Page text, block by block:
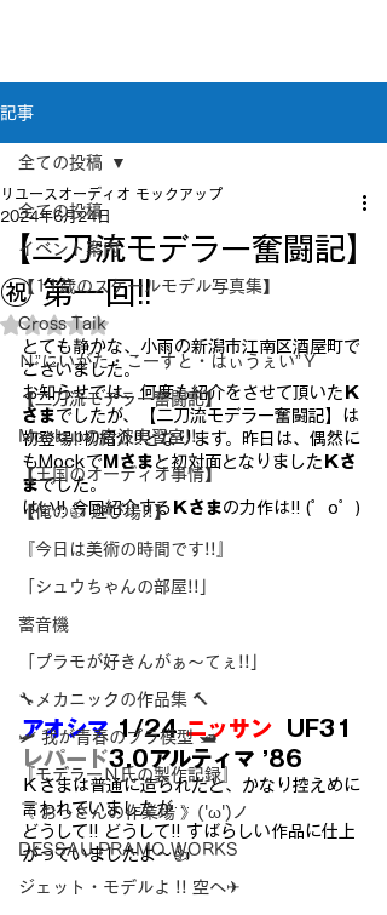
記事
全ての投稿
イベント案内
【11歳のスケールモデル写真集】
Cross Taik
Ｎ”にいがた・こーすと・はぃうぇい”Ｙ
【二刀流モデラー奮闘記】
Mockupの音波実習室!!
【王国のオーディオ事情】
【俺の👍 遊び場!!】
『今日は美術の時間です!!』
「シュウちゃんの部屋!!」
蓄音機
「プラモが好きんがぁ～てぇ!!」
🔧メカニックの作品集 🔨
🛩 我が青春のプラ模型 🛥
『モデラーＮ氏の製作記録』
《 おっさんの作業場 》('ω')ノ
DESSAU PRAMO WORKS
ジェット・モデルよ !! 空へ✈
全ての投稿
【二刀流モデラー奮闘記】
㊗ 第一回!!
リユースオーディオ モックアップ
2024年6月24日
5つ星のうちNaNと評価されています。
とても静かな、小雨の新潟市江南区酒屋町で
ございました。
お知らせでは、何度も紹介をさせて頂いた Ｋ
さまでしたが、【二刀流モデラー奮闘記】は
初登場!!初紹介!!となります。昨日は、偶然に
もMockで Ｍさま と初対面となりました Ｋさ
までした。
はい!! 今回紹介する Ｋさまの力作は!! (゜o゜)
アオシマ 1/24 ニッサン UF31
レパード3.0アルティマ ’86
Ｋさまは普通に造られたと、かなり控えめに
言われていましたが…
どうして!! どうして!! すばらしい作品に仕上
がっていましたよ～👍